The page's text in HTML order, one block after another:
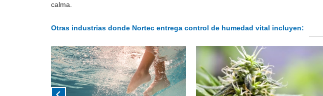
calma.
Otras industrias donde Nortec entrega control de humedad vital incluyen: